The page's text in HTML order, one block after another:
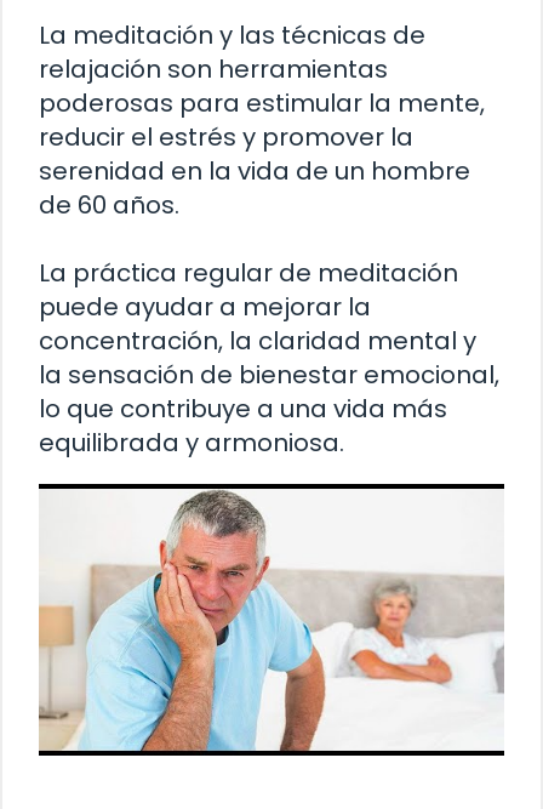
La meditación y las técnicas de
relajación son herramientas
poderosas para estimular la mente,
reducir el estrés y promover la
serenidad en la vida de un hombre
de 60 años.
La práctica regular de meditación
puede ayudar a mejorar la
concentración, la claridad mental y
la sensación de bienestar emocional,
lo que contribuye a una vida más
equilibrada y armoniosa.